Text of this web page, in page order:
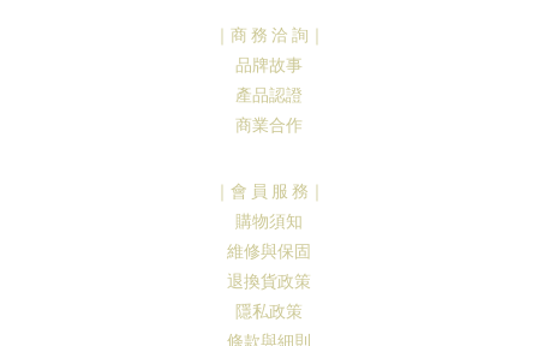
｜商 務 洽 詢｜
品牌故事
產品認證
商業合作
｜會 員 服 務｜
購物須知
維修與保固
退換貨政策
隱私政策
條款與細則